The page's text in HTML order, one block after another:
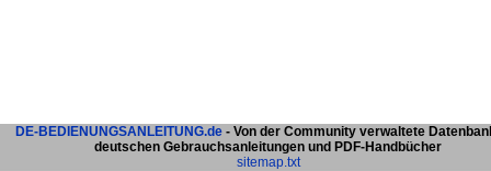
DE-BEDIENUNGSANLEITUNG.de - Von der Community verwaltete
deutschen Gebrauchsanleitungen und PDF-Handbücher
sitemap.txt